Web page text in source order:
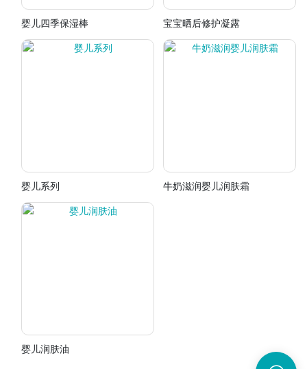
婴儿四季保湿棒 宝宝晒后修护凝露
婴儿系列 牛奶滋润婴儿润肤霜
婴儿润肤油